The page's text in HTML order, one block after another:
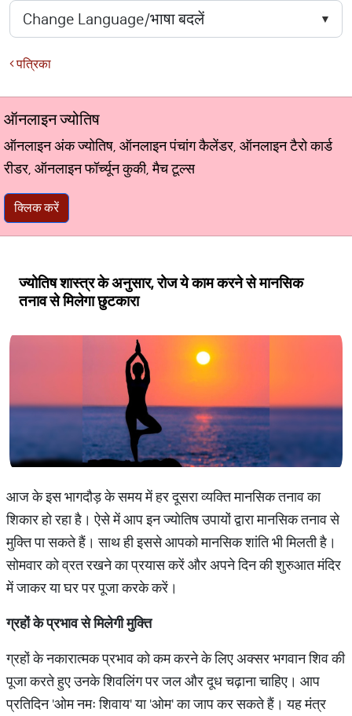
पत्रिका
ऑनलाइन ज्योतिष
ऑनलाइन अंक ज्योतिष, ऑनलाइन पंचांग कैलेंडर, ऑनलाइन टैरो कार्ड
रीडर, ऑनलाइन फॉर्च्यून कुकी, मैच टूल्स
क्लिक करें
ज्योतिष शास्त्र के अनुसार, रोज ये काम करने से मानसिक
तनाव से मिलेगा छुटकारा
आज के इस भागदौड़ के समय में हर दूसरा व्यक्ति मानसिक तनाव का
शिकार हो रहा है। ऐसे में आप इन ज्योतिष उपायों द्वारा मानसिक तनाव से
मुक्ति पा सकते हैं। साथ ही इससे आपको मानसिक शांति भी मिलती है।
सोमवार को व्रत रखने का प्रयास करें और अपने दिन की शुरुआत मंदिर
में जाकर या घर पर पूजा करके करें।
ग्रहों के प्रभाव से मिलेगी मुक्ति
ग्रहों के नकारात्मक प्रभाव को कम करने के लिए अक्सर भगवान शिव की
पूजा करते हुए उनके शिवलिंग पर जल और दूध चढ़ाना चाहिए। आप
प्रतिदिन 'ओम नमः शिवाय' या 'ओम' का जाप कर सकते हैं। यह मंत्र